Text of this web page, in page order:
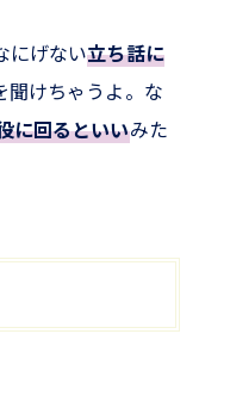
にげない立ち話に
聞けちゃうよ。な
に回るといいみた